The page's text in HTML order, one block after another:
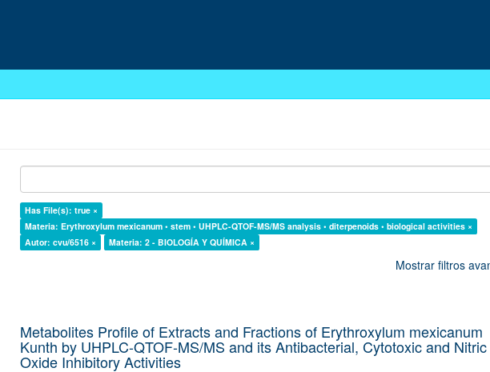
Has File(s): true ×
Materia: Erythroxylum mexicanum • stem • UHPLC-QTOF-MS/MS analysis • diterpenoids • biological activities ×
Autor: cvu/6516 ×
Materia: 2 - BIOLOGÍA Y QUÍMICA ×
Mostrar filtros
Metabolites Profile of Extracts and Fractions of Erythroxylum mexicanum
Kunth by UHPLC-QTOF-MS/MS and its Antibacterial, Cytotoxic and Nitric
Oxide Inhibitory Activities